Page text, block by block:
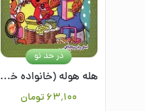
هله هوله (خانواده خرس ها 32)
۶۳٬۱۰۰تومان
در حد نو